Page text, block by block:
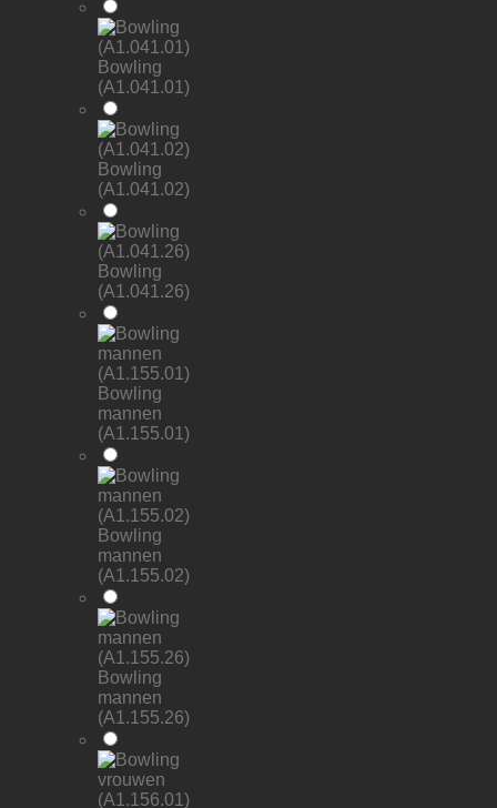
Bowling
(A1.041.01)
Bowling
(A1.041.02)
Bowling
(A1.041.26)
Bowling
mannen
(A1.155.01)
Bowling
mannen
(A1.155.02)
Bowling
mannen
(A1.155.26)